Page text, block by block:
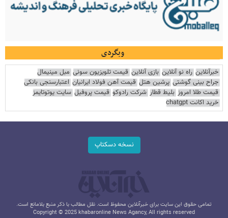
وبگردی
خبرآنلاین راه نو آنلاین بازی آنلاین قیمت تلویزیون سونی مبل مینیمال
جراح بینی گوشتی پرشین هتل قیمت آهن فولاد ایرانیان اعتبارسنجی بانکی
قیمت طلا امروز بلیط قطار شرکت رادوکو قیمت پروفیل سایت یوتوتایمز
خرید اکانت chatgpt
نسخه دسکتاپ
تمامی حقوق این سایت برای خبرآنلاین محفوظ است. نقل مطالب با ذکر منبع بلامانع است.
Copyright © 2025 khabaronline News Agancy, All rights reserved